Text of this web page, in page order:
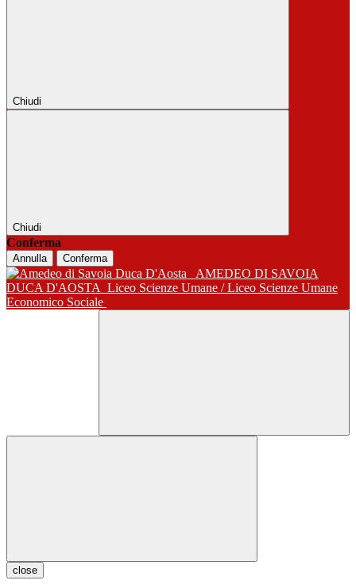
Chiudi
Chiudi
Conferma
Annulla Conferma
AMEDEO DI SAVOIA
DUCA D'AOSTA Liceo Scienze Umane / Liceo Scienze Umane
Economico Sociale
close